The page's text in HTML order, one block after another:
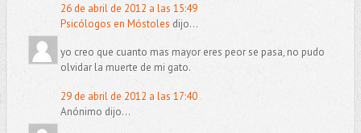
26 de abril de 2012 a las 15:49
Psicólogos en Móstoles dijo...
yo creo que cuanto mas mayor eres peor se pasa, no pudo
olvidar la muerte de mi gato.
29 de abril de 2012 a las 17:40
Anónimo dijo...